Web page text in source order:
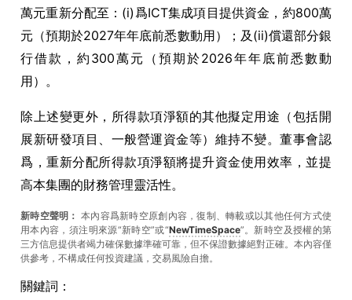
萬元重新分配至：(i)爲ICT集成項目提供資金，約800萬
元（預期於2027年年底前悉數動用）；及(ii)償還部分銀
行借款，約300萬元（預期於2026年年底前悉數動
用）。
除上述變更外，所得款項淨額的其他擬定用途（包括開
展新研發項目、一般營運資金等）維持不變。董事會認
爲，重新分配所得款項淨額將提升資金使用效率，並提
高本集團的財務管理靈活性。
新時空聲明： 本內容爲新時空原創內容，復制、轉載或以其他任何方式使
用本內容，須注明來源“新時空”或“NewTimeSpace”。新時空及授權的第
三方信息提供者竭力確保數據準確可靠，但不保證數據絕對正確。本內容僅
供參考，不構成任何投資建議，交易風險自擔。
關鍵詞：